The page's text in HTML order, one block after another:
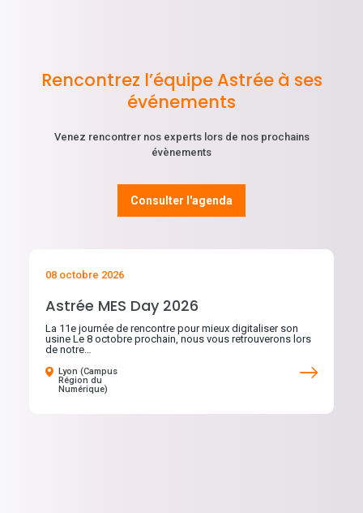
Rencontrez l’équipe Astrée à ses
événements
Venez rencontrer nos experts lors de nos prochains
évènements
Consulter l'agenda
08 octobre 2026
Astrée MES Day 2026
La 11e journée de rencontre pour mieux digitaliser son
usine Le 8 octobre prochain, nous vous retrouverons lors
de notre…
Lyon (Campus
Région du
Numérique)